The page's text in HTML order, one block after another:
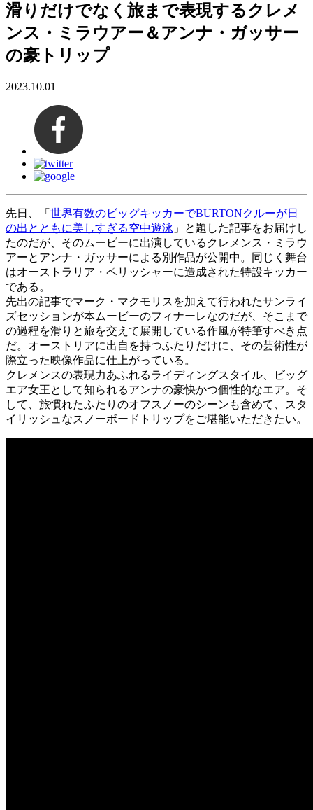
滑りだけでなく旅まで表現するクレメ
ンス・ミラウアー＆アンナ・ガッサー
の豪トリップ
2023.10.01
先日、「 世界有数のビッグキッカーでBURTONクルーが日
の出とともに美しすぎる空中遊泳 」と題した記事をお届けし
たのだが、そのムービーに出演しているクレメンス・ミラウ
アーとアンナ・ガッサーによる別作品が公開中。同じく舞台
はオーストラリア・ペリッシャーに造成された特設キッカー
である。
先出の記事でマーク・マクモリスを加えて行われたサンライ
ズセッションが本ムービーのフィナーレなのだが、そこまで
の過程を滑りと旅を交えて展開している作風が特筆すべき点
だ。オーストリアに出自を持つふたりだけに、その芸術性が
際立った映像作品に仕上がっている。
クレメンスの表現力あふれるライディングスタイル、ビッグ
エア女王として知られるアンナの豪快かつ個性的なエア。そ
して、旅慣れたふたりのオフスノーのシーンも含めて、スタ
イリッシュなスノーボードトリップをご堪能いただきたい。